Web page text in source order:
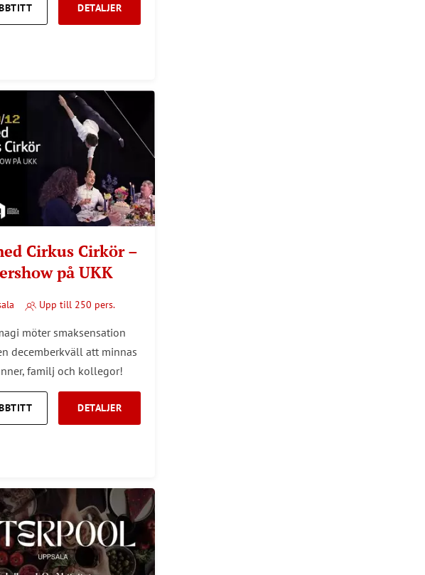
DETALJER
Cirkus Cirkör –
på UKK
Upp till 250 pers.
möter smaksensation
decemberkväll att minnas
familj och kollegor!
DETALJER